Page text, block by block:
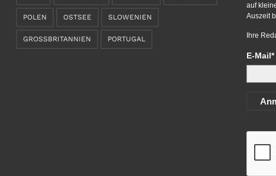
POLEN OSTSEE SLOWENIEN
GROSSBRITANNIEN PORTUGAL
auf
Auszeit
Ihre
E-Mail*